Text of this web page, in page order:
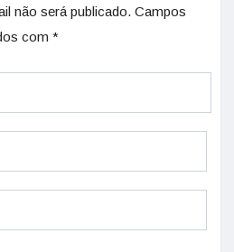
não será publicado. Campos
com *